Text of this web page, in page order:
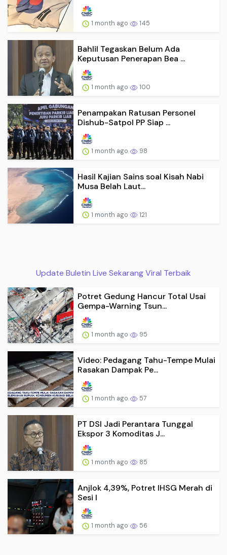
1 month ago 145
Bahlil Tegaskan Belum Ada
Keputusan Penerapan Bea ...
1 month ago 100
Penampakan Ratusan Personel
Dishub-Satpol PP Siap ...
1 month ago 98
Hasil Kajian Sains soal Kisah Nabi
Musa Belah Laut...
1 month ago 121
Update Buletin Live Sekarang Viral Terbaik
Potret Gedung Hancur Total Usai
Gempa-Warning Tsun...
1 month ago 95
Video: Pedagang Tahu-Tempe Mulai
Rasakan Dampak Pe...
1 month ago 57
PT DSI Jadi Perantara Tunggal
Ekspor 3 Komoditas J...
1 month ago 85
Anjlok 4,39%, Potret IHSG Merah di
Sesi I
1 month ago 56